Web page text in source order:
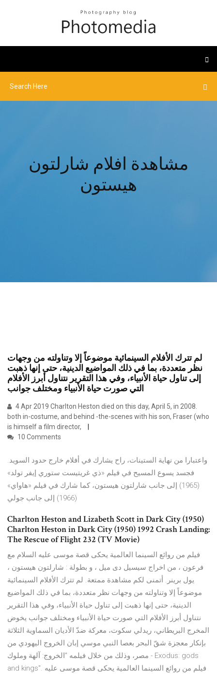
مشاهدة افلام شارلتون
هيستون
لم تترك الأفلام السينمائية موضوعاً إلا وتناولته من وجهات
نظر متعددة، بما في ذلك المواضيع الدينية، حتى إنها ذهبت
إلى تناول حياة الأنبياء، وفي هذا التقرير نتناول أبرز الأفلام
التي صورت حياة الأنبياء ومختلف جوانب
4 Apr 2019 Charlton Heston died on this day, April 5, in 2008.
both in-costume, and behind -the-scenes with his son, Fraser (who
is himself a film director,
10 Comments
واعتبارا من نهاية الستينات، راح يشارك في أفلام خارج حدود السويد.
فجسد يسوع المسيح في فيلم «ذي غريتيست ستوري إيفر تولد»
(1965) إلى جانب شارلتون هيستون، كما شارك في فيلم «هاواي»
(1966) إلى جانب جولي
Charlton Heston and Lizabeth Scott in Dark City (1950)
Charlton Heston in Dark City (1950) 1992 Crash Landing:
The Rescue of Flight 232 (TV Movie)
فيلم من روائع السينما العالمية يحكى قصة موسى عليه السلام مع
فرعون ، من اخراج سيسيل دى ميل ، و بطولة : شارلتون هيستون ،
يول برينر. أتمنى لكم مشاهدة ممتعة. لم تترك الأفلام السينمائية
موضوعاً إلا وتناولته من وجهات نظر متعددة، بما في ذلك المواضيع
الدينية، حتى إنها ذهبت إلى تناول حياة الأنبياء، وفي هذا التقرير
نتناول أبرز الأفلام التي صورت حياة الأنبياء ومختلف جوانب يخوض
المخرج البريطاني، ريدلي سكوت، معركة ضدّ الأديان السماوية الثلاثة
بإنكار معجزة شقّ البحر بعصا النبي موسي إبان الخروج اليهودي من
مصر، وذلك من خلال فيلمه "الخروج: آلهة وملوك - Exodus: gods
and kings". فيلم من روائع السينما العالمية يحكى قصة موسى عليه